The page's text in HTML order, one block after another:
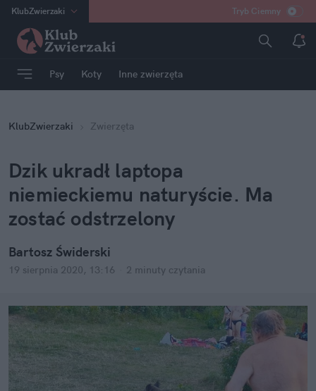
KlubZwierzaki
na:Temat
INN:Poland
ASZ:dziennik
dad :HERO
Tryb Ciemny
Psy Koty Inne zwierzęta
KlubZwierzaki Zwierzęta
Dzik ukradł laptopa
niemieckiemu naturyście. Ma
zostać odstrzelony
Bartosz Świderski
19 sierpnia 2020, 13:16 2 minuty czytania